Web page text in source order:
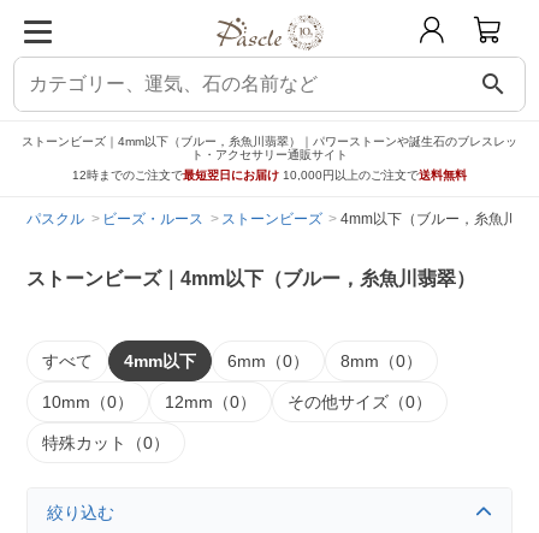
search
ストーンビーズ｜4mm以下（ブルー，糸魚川翡翠）｜パワーストーンや誕生石のブレスレッ
ト・アクセサリー通販サイト
12時までのご注文で最短翌日にお届け 10,000円以上のご注文で送料無料
パスクル ビーズ・ルース ストーンビーズ 4mm以下（ブルー，糸魚川翡
ストーンビーズ｜4mm以下（ブルー，糸魚川翡翠）
すべて 4mm以下 6mm（0） 8mm（0）
10mm（0） 12mm（0） その他サイズ（0）
特殊カット（0）
絞り込む